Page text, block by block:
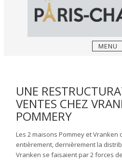
MENU
UNE
VENTES CHEZ
POMMERY
Les 2 maisons Pommey et
entièrement, dernièrement la
Vranken se faisaient par 2 forces